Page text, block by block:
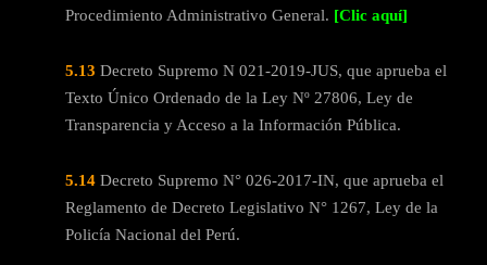
Procedimiento Administrativo General. [Clic aquí]
5.13 Decreto Supremo N 021-2019-JUS, que aprueba el
Texto Único Ordenado de la Ley Nº 27806, Ley de
Transparencia y Acceso a la Información Pública.
5.14 Decreto Supremo N° 026-2017-IN, que aprueba el
Reglamento de Decreto Legislativo N° 1267, Ley de la
Policía Nacional del Perú.